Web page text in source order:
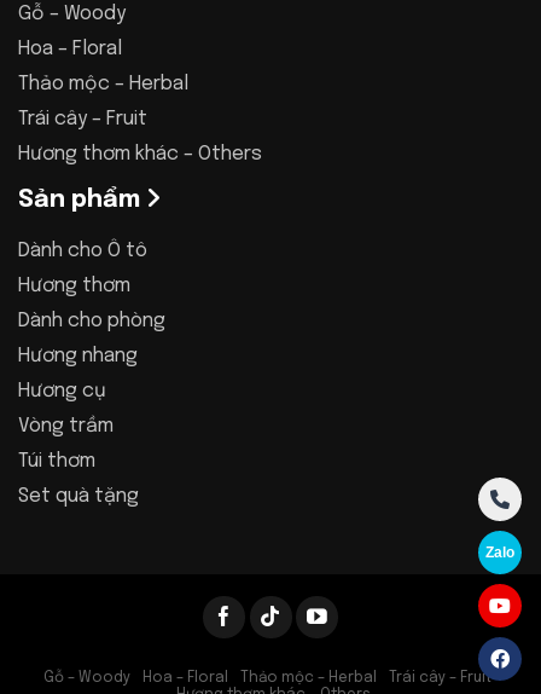
Gỗ – Woody
Hoa – Floral
Thảo mộc – Herbal
Trái cây – Fruit
Hương thơm khác – Others
Sản phẩm
Dành cho Ô tô
Hương thơm
Dành cho phòng
Hương nhang
Hương cụ
Vòng trầm
Túi thơm
Set quà tặng
Gỗ – Woody Hoa – Floral Thảo mộc – Herbal
Trái cây – Fruit
Zalo